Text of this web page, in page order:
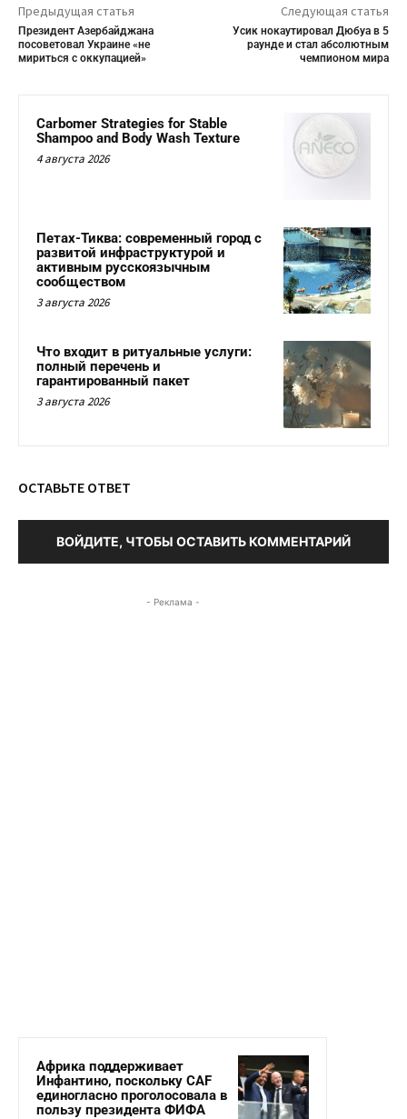
Предыдущая статья
Президент Азербайджана
посоветовал Украине «не
мириться с оккупацией»
Следующая статья
Усик нокаутировал Дюбуа в 5
раунде и стал абсолютным
чемпионом мира
Carbomer Strategies for Stable
Shampoo and Body Wash Texture
4 августа 2026
Петах-Тиква: современный город с
развитой инфраструктурой и
активным русскоязычным
сообществом
3 августа 2026
Что входит в ритуальные услуги:
полный перечень и
гарантированный пакет
3 августа 2026
ОСТАВЬТЕ ОТВЕТ
ВОЙДИТЕ, ЧТОБЫ ОСТАВИТЬ КОММЕНТАРИЙ
- Реклама -
Африка поддерживает
Инфантино, поскольку CAF
единогласно проголосовала в
пользу президента ФИФА